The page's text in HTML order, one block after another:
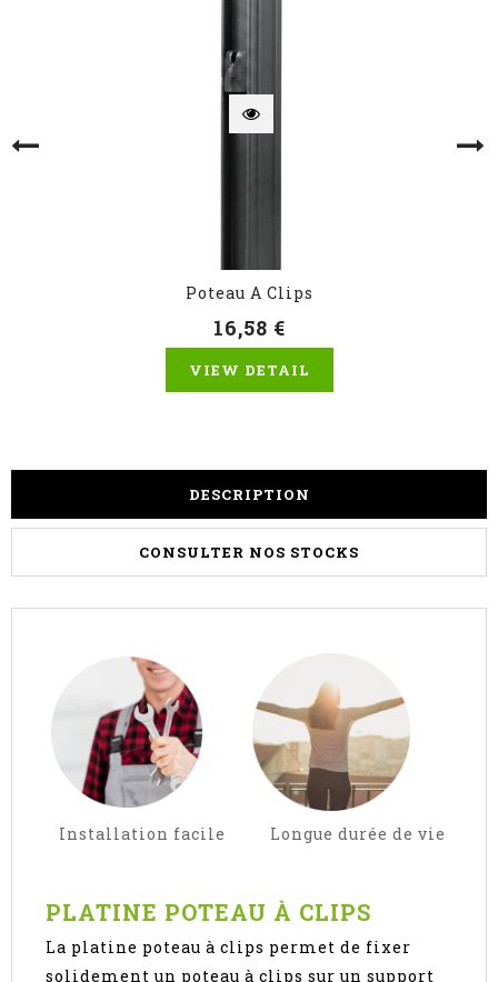
Poteau A Clips
16,58 €
VIEW DETAIL
DESCRIPTION
CONSULTER NOS STOCKS
Installation facile Longue durée de vie
PLATINE POTEAU À CLIPS
La platine poteau à clips permet de fixer
solidement un poteau à clips sur un support